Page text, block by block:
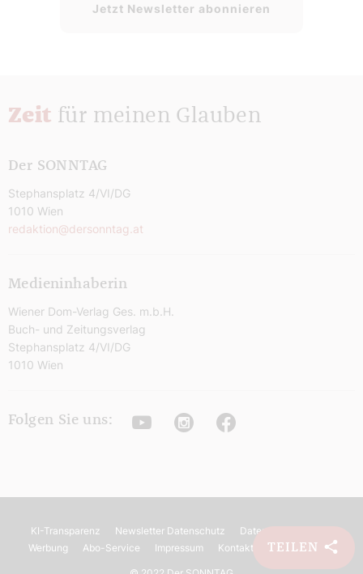
TEILEN
Jetzt Newsletter abonnieren
Zeit für meinen Glauben
Der SONNTAG
Stephansplatz 4/VI/DG
1010 Wien
redaktion@dersonntag.at
Medieninhaberin
Wiener Dom-Verlag Ges. m.b.H.
Buch- und Zeitungsverlag
Stephansplatz 4/VI/DG
1010 Wien
Folgen Sie uns: YoutubeInstagramFacebook
KI-Transparenz Newsletter Datenschutz Datenschutz
Werbung
Abo-Service Impressum Kontakt Barrierefreiheit